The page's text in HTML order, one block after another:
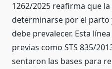
1262/2025 reafirma que
determinarse por el parto
debe prevalecer. Esta
previas como STS 835/
sentaron las bases para